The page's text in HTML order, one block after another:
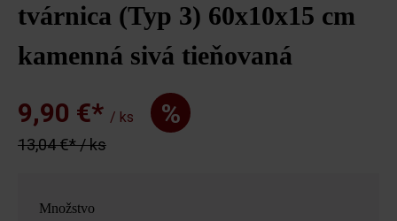
tvárnica (Typ 3) 60x10x15 cm
kamenná sivá tieňovaná
9,90 €* / ks %
13,04 €* / ks
Množstvo